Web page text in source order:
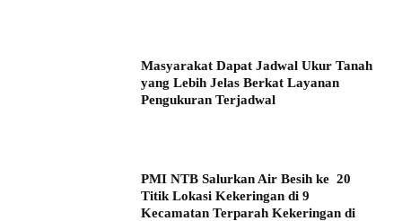
Masyarakat Dapat Jadwal Ukur Tanah
yang Lebih Jelas Berkat Layanan
Pengukuran Terjadwal
PMI NTB Salurkan Air Besih ke 20
Titik Lokasi Kekeringan di 9
Kecamatan Terparah Kekeringan di